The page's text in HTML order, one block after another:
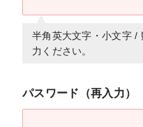
半角英大文字・小文字 /
力ください。
パスワード（再入力）